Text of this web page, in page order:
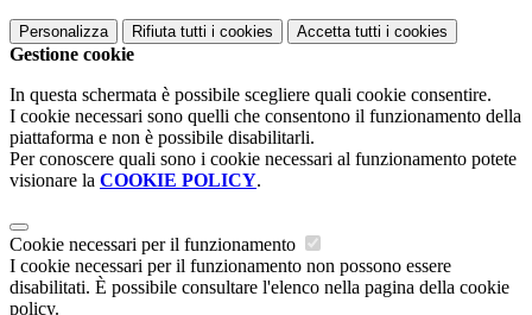
Personalizza Rifiuta tutti i cookies Accetta tutti i cookies
Gestione cookie
In questa schermata è possibile scegliere quali cookie consentire.
I cookie necessari sono quelli che consentono il funzionamento della
piattaforma e non è possibile disabilitarli.
Per conoscere quali sono i cookie necessari al funzionamento potete
visionare la COOKIE POLICY.
Cookie necessari per il funzionamento
I cookie necessari per il funzionamento non possono essere
disabilitati. È possibile consultare l'elenco nella pagina della cookie
policy.